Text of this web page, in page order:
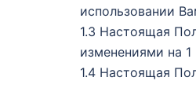
использовании
1.3 Настоящая
изменениями на
1.4 Настоящая